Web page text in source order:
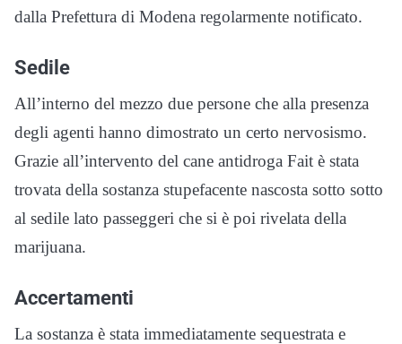
dalla Prefettura di Modena regolarmente notificato.
Sedile
All’interno del mezzo due persone che alla presenza
degli agenti hanno dimostrato un certo nervosismo.
Grazie all’intervento del cane antidroga Fait è stata
trovata della sostanza stupefacente nascosta sotto sotto
al sedile lato passeggeri che si è poi rivelata della
marijuana.
Accertamenti
La sostanza è stata immediatamente sequestrata e